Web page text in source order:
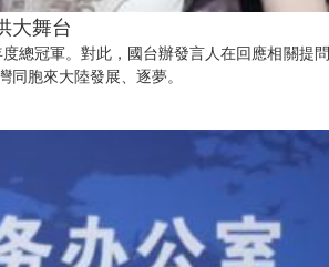
大舞台
總冠軍。對此，國台辦發言人在回應相關提問
胞來大陸發展、逐夢。